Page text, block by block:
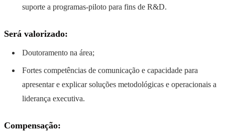
suporte a programas-piloto para fins de R&D.
Será valorizado:
Doutoramento na área;
Fortes competências de comunicação e capacidade para
apresentar e explicar soluções metodológicas e operacionais a
liderança executiva.
Compensação: